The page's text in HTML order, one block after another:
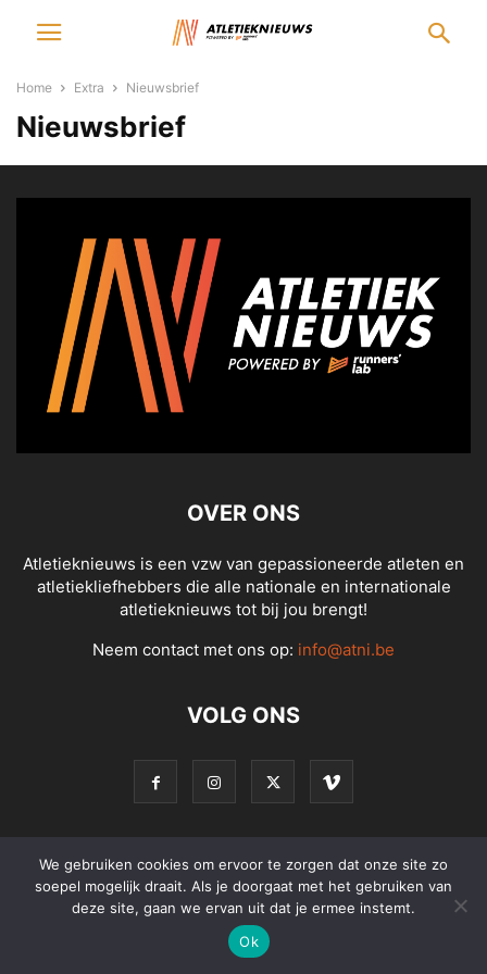
Home Extra Nieuwsbrief
Nieuwsbrief
OVER ONS
Atletieknieuws is een vzw van gepassioneerde atleten en
atletiekliefhebbers die alle nationale en internationale
atletieknieuws tot bij jou brengt!
Neem contact met ons op: info@atni.be
VOLG ONS
© Atletieknieuws - Alle rechten voorbehouden
We gebruiken cookies om ervoor te zorgen dat onze site zo
soepel mogelijk draait. Als je doorgaat met het gebruiken van
deze site, gaan we ervan uit dat je ermee instemt.
Ok